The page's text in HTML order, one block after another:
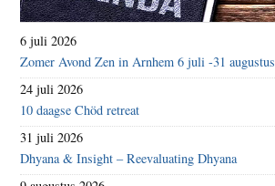
6 juli 2026
Zomer Avond Zen in Arnhem 6 juli -31 augustus
24 juli 2026
10 daagse Chöd retreat
31 juli 2026
Dhyana & Insight – Reevaluating Dhyana